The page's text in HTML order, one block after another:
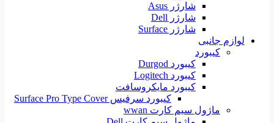
شارژر Asus
شارژر Dell
شارژر Surface
لوازم جانبی
کیبورد
کیبورد Durgod
کیبورد Logitech
کیبورد مایکروسافت
کیبورد سرفیس Surface Pro Type Cover
ماژول سیم کارت wwan